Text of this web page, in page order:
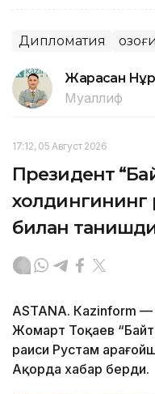
Дипломатия
Жарасқан
Муаллиф
17:12, 05 Август 2026
Президент
билан
ASTANА. Каzinform —
Жомарт Тоқаев
раиси Рустам
Ақорда хабар берди.